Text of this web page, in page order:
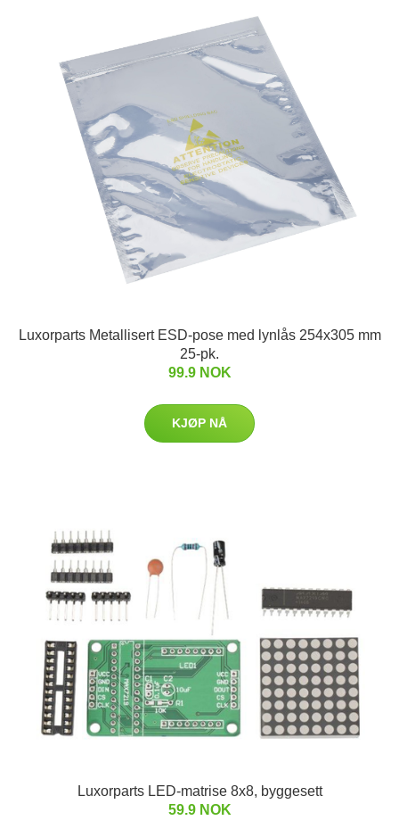
Luxorparts Metallisert ESD-pose med lynlås 254x305 mm
25-pk.
99.9 NOK
KJØP NÅ
Luxorparts LED-matrise 8x8, byggesett
59.9 NOK